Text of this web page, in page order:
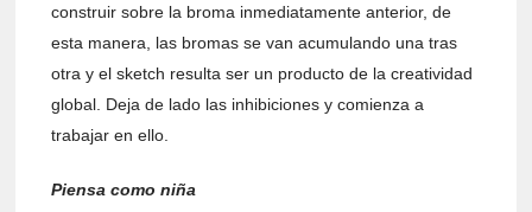
construir sobre la broma inmediatamente anterior, de
esta manera, las bromas se van acumulando una tras
otra y el sketch resulta ser un producto de la creatividad
global. Deja de lado las inhibiciones y comienza a
trabajar en ello.
Piensa como niña